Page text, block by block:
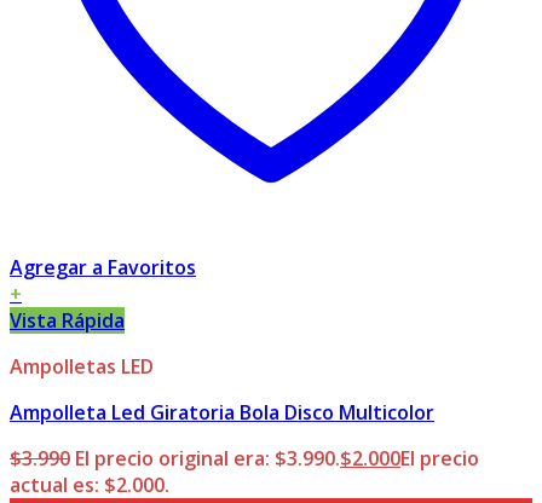
Agregar a Favoritos
+
Vista Rápida
Ampolletas LED
Ampolleta Led Giratoria Bola Disco Multicolor
$3.990 El precio original era: $3.990.$2.000El precio
actual es: $2.000.